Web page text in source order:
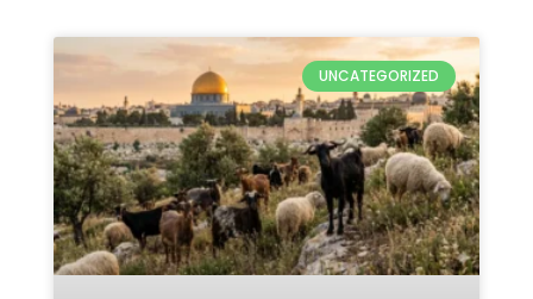
UNCATEGORIZED